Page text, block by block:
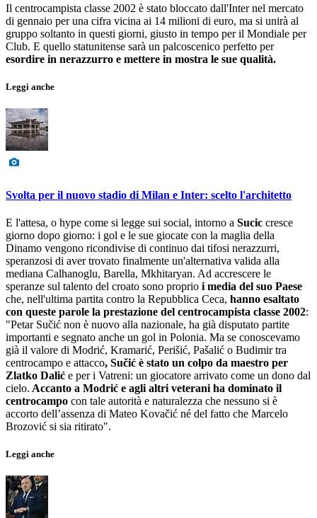
Il centrocampista classe 2002 è stato bloccato dall'Inter nel mercato
di gennaio per una cifra vicina ai 14 milioni di euro, ma si unirà al
gruppo soltanto in questi giorni, giusto in tempo per il Mondiale per
Club. E quello statunitense sarà un palcoscenico perfetto per
esordire in nerazzurro e mettere in mostra le sue qualità.
Leggi anche
Svolta per il nuovo stadio di Milan e Inter: scelto l'architetto
E l'attesa, o hype come si legge sui social, intorno a Sucic cresce
giorno dopo giorno: i gol e le sue giocate con la maglia della
Dinamo vengono ricondivise di continuo dai tifosi nerazzurri,
speranzosi di aver trovato finalmente un'alternativa valida alla
mediana Calhanoglu, Barella, Mkhitaryan. Ad accrescere le
speranze sul talento del croato sono proprio i media del suo Paese
che, nell'ultima partita contro la Repubblica Ceca, hanno esaltato
con queste parole la prestazione del centrocampista classe 2002:
"Petar Sučić non è nuovo alla nazionale, ha già disputato partite
importanti e segnato anche un gol in Polonia. Ma se conoscevamo
già il valore di Modrić, Kramarić, Perišić, Pašalić o Budimir tra
centrocampo e attacco, Sučić è stato un colpo da maestro per
Zlatko Dalić e per i Vatreni: un giocatore arrivato come un dono dal
cielo. Accanto a Modrić e agli altri veterani ha dominato il
centrocampo con tale autorità e naturalezza che nessuno si è
accorto dell’assenza di Mateo Kovačić né del fatto che Marcelo
Brozović si sia ritirato".
Leggi anche